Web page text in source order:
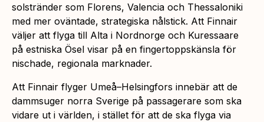
solstränder som Florens, Valencia och Thessaloniki
med mer oväntade, strategiska nålstick. Att Finnair
väljer att flyga till Alta i Nordnorge och Kuressaare
på estniska Ösel visar på en fingertoppskänsla för
nischade, regionala marknader.
Att Finnair flyger Umeå–Helsingfors innebär att de
dammsuger norra Sverige på passagerare som ska
vidare ut i världen, i stället för att de ska flyga via